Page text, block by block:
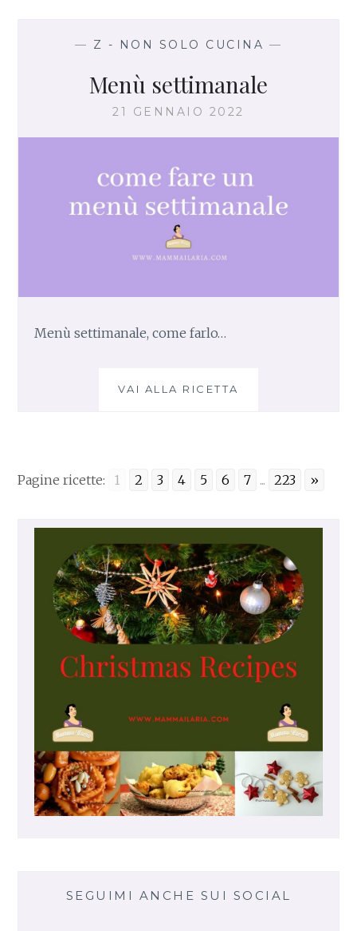
T
A
L
A
O
E
— Z - NON SOLO CUCINA —
Menù settimanale
21 GENNAIO 2022
Menù settimanale, come farlo…
VAI ALLA RICETTA
E
I
M
A
N
A
L
E
Pagine ricette: 1 2 3 4 5 6 7 ... 223 »
SEGUIMI ANCHE SUI SOCIAL